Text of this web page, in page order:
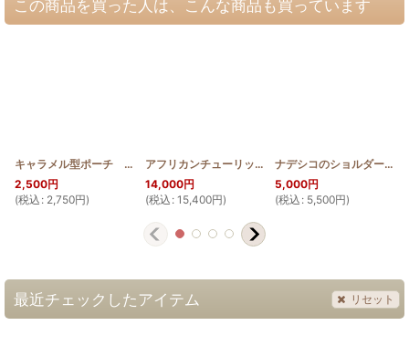
この商品を買った人は、こんな商品も買っています
キャラメル型ポーチ 薄型 ホヌ(ステンドグラスキルト) [SGQK_USU_HONU
2,500円
(税込 : 2,750円)
アフリカンチューリップのタペストリー100cm 多色
14,000円
(税込 : 15,400円)
ナデシコのショルダーバッグ中
5,000円
(税込 : 5,500円)
最近チェックしたアイテム リセット